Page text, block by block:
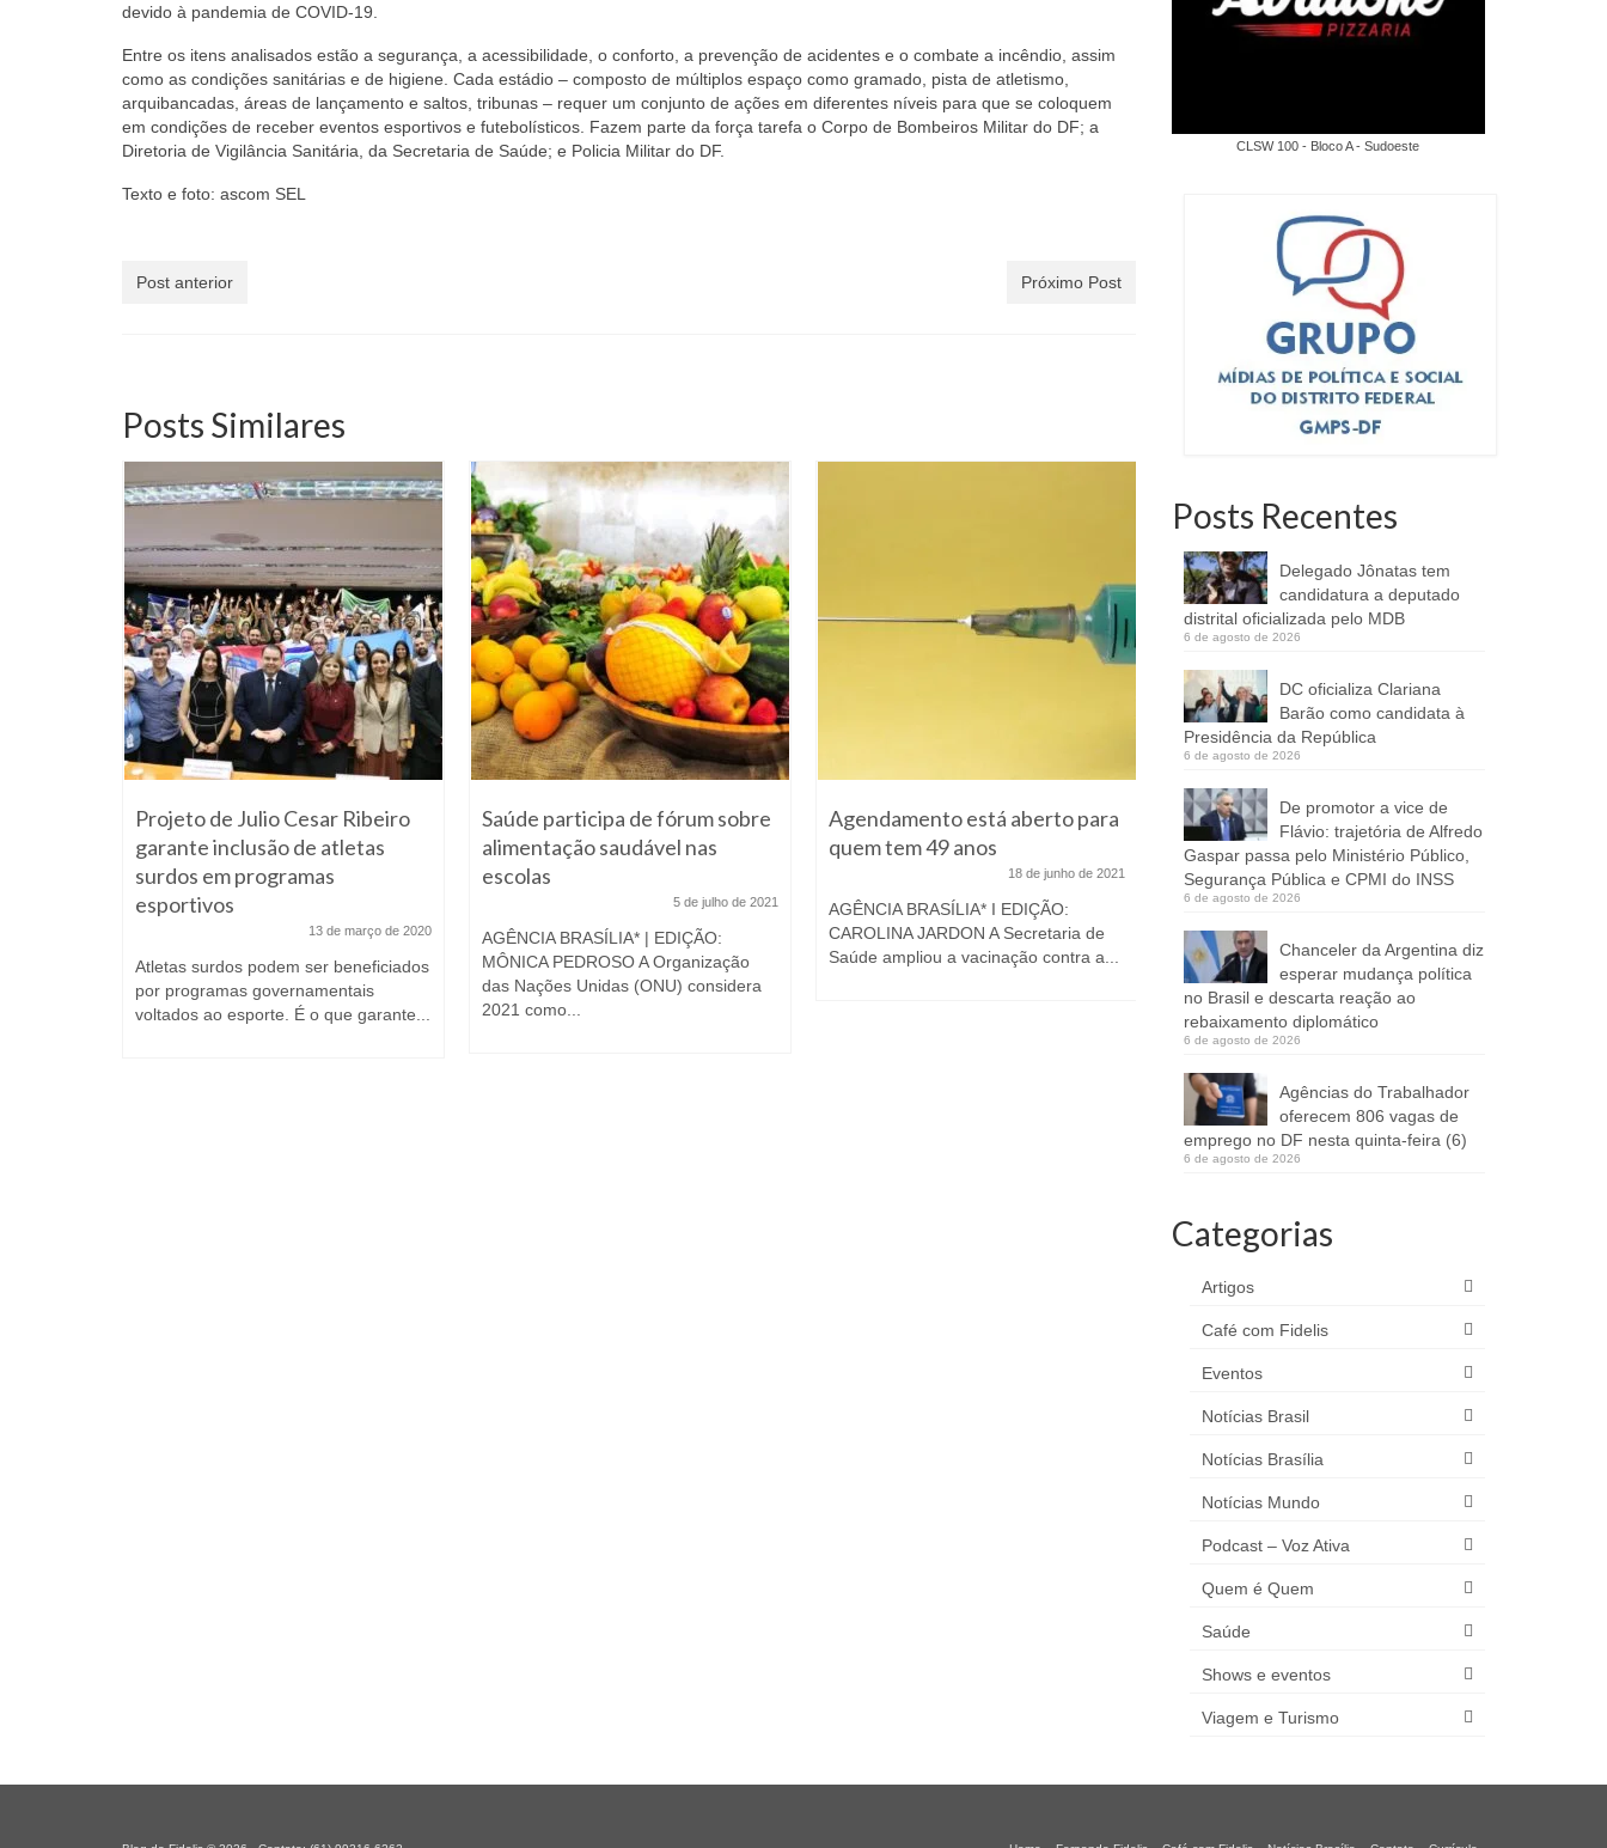
devido à pandemia de COVID-19.
Entre os itens analisados estão a segurança, a acessibilidade, o conforto, a prevenção de acidentes e o combate a incêndio, assim
como as condições sanitárias e de higiene. Cada estádio – composto de múltiplos espaço como gramado, pista de atletismo,
arquibancadas, áreas de lançamento e saltos, tribunas – requer um conjunto de ações em diferentes níveis para que se coloquem
em condições de receber eventos esportivos e futebolísticos. Fazem parte da força tarefa o Corpo de Bombeiros Militar do DF; a
Diretoria de Vigilância Sanitária, da Secretaria de Saúde; e Policia Militar do DF.
Texto e foto: ascom SEL
Post anterior Próximo Post
Posts Similares
Projeto de Julio Cesar Ribeiro
garante inclusão de atletas
surdos em programas
esportivos
13 de março de 2020
Atletas surdos podem ser beneficiados
por programas governamentais
voltados ao esporte. É o que garante...
Saúde participa de fórum sobre
alimentação saudável nas
escolas
5 de julho de 2021
AGÊNCIA BRASÍLIA* | EDIÇÃO:
MÔNICA PEDROSO A Organização
das Nações Unidas (ONU) considera
2021 como...
Agendamento está aberto para
quem tem 49 anos
18 de junho de 2021
AGÊNCIA BRASÍLIA* I EDIÇÃO:
CAROLINA JARDON A Secretaria de
Saúde ampliou a vacinação contra a...
A Câmara Legislativa do
Distrito Federal (CLDF) ganha
o primeiro gabinete militar da
história
O Deputado Hermeto (PHS), lança
nesta terça-feira (5), o gabinete militar,
que irá funcionar dentro...
CLSW 100 - Bloco A - Sudoeste
Posts Recentes
Delegado Jônatas tem
candidatura a deputado
distrital oficializada pelo MDB
6 de agosto de 2026
DC oficializa Clariana
Barão como candidata à
Presidência da República
6 de agosto de 2026
De promotor a vice de
Flávio: trajetória de Alfredo
Gaspar passa pelo Ministério Público,
Segurança Pública e CPMI do INSS
6 de agosto de 2026
Chanceler da Argentina diz
esperar mudança política
no Brasil e descarta reação ao
rebaixamento diplomático
6 de agosto de 2026
Agências do Trabalhador
oferecem 806 vagas de
emprego no DF nesta quinta-feira (6)
6 de agosto de 2026
Categorias
Artigos
Café com Fidelis
Eventos
Notícias Brasil
Notícias Brasília
Notícias Mundo
Podcast – Voz Ativa
Quem é Quem
Saúde
Shows e eventos
Viagem e Turismo